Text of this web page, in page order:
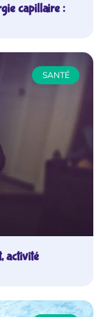
capillaire :
SANTÉ
activité